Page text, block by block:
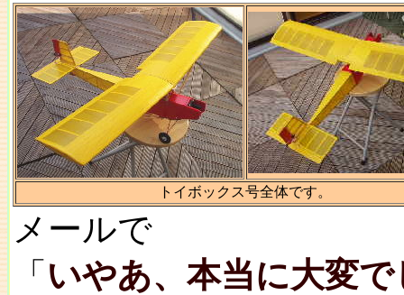
トイボックス号全体です。
メールで
「 いやあ、本当に大変